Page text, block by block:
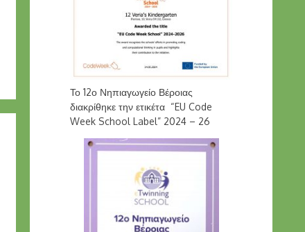
Το 12ο Νηπιαγωγείο Βέροιας
διακρίθηκε την ετικέτα “EU Code
Week School Label” 2024 – 26